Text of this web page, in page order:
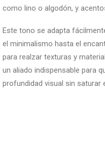
como lino o algodón, y
Este tono se adapta
el minimalismo hasta el
para realzar texturas y
un aliado indispensable para
profundidad visual sin saturar